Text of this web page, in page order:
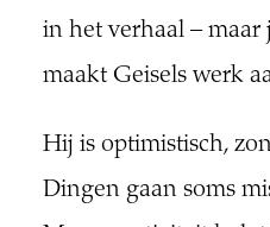
in het verhaal – maar
maakt Geisels werk
Hij is optimistisch,
Dingen gaan soms